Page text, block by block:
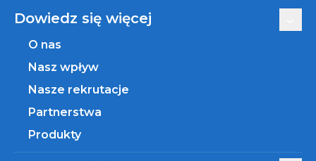
Dowiedz się więcej
O nas
Nasz wpływ
Nasze rekrutacje
Partnerstwa
Produkty